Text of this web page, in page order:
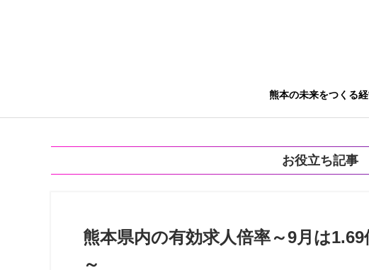
熊本の未来をつくる
お役立ち記事
熊本県内の有効求人倍率～9月は
～